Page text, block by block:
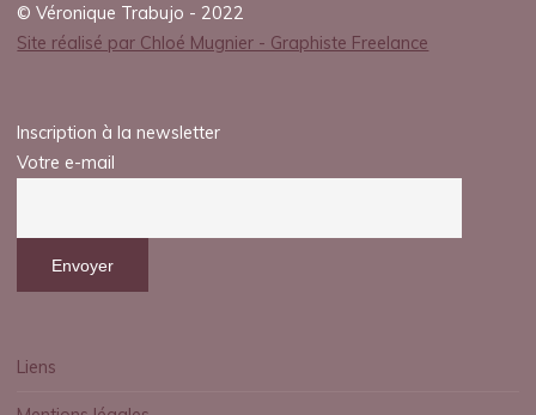
© Véronique Trabujo - 2022
Site réalisé par Chloé Mugnier - Graphiste Freelance
Inscription à la newsletter
Votre e-mail
Liens